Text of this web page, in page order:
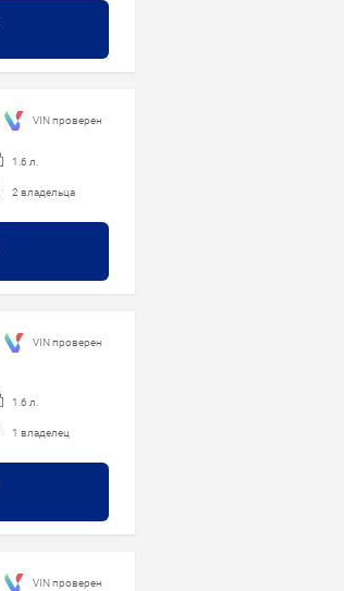
1.6 л.
2 владельца
VIN проверен
1.6 л.
1 владелец
VIN проверен
VIN проверен